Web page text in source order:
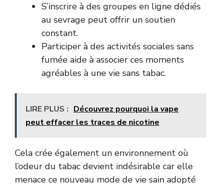
S’inscrire à des groupes en ligne dédiés
au sevrage peut offrir un soutien
constant.
Participer à des activités sociales sans
fumée aide à associer ces moments
agréables à une vie sans tabac.
LIRE PLUS : Découvrez pourquoi la vape
peut effacer les traces de nicotine
Cela crée également un environnement où
l’odeur du tabac devient indésirable car elle
menace ce nouveau mode de vie sain adopté